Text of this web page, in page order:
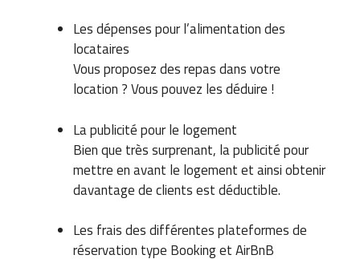
Les dépenses pour l’alimentation des
locataires
Vous proposez des repas dans votre
location ? Vous pouvez les déduire !
La publicité pour le logement
Bien que très surprenant, la publicité pour
mettre en avant le logement et ainsi obtenir
davantage de clients est déductible.
Les frais des différentes plateformes de
réservation type Booking et AirBnB